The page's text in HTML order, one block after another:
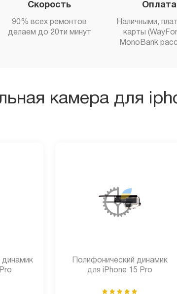
Скорость
90% всех ремонтов
делаем до 20ти минут
Оплата
Наличными,
карты
MonoBank
камера для
динамик
Полифонический динамик
для iPhone 15 Pro